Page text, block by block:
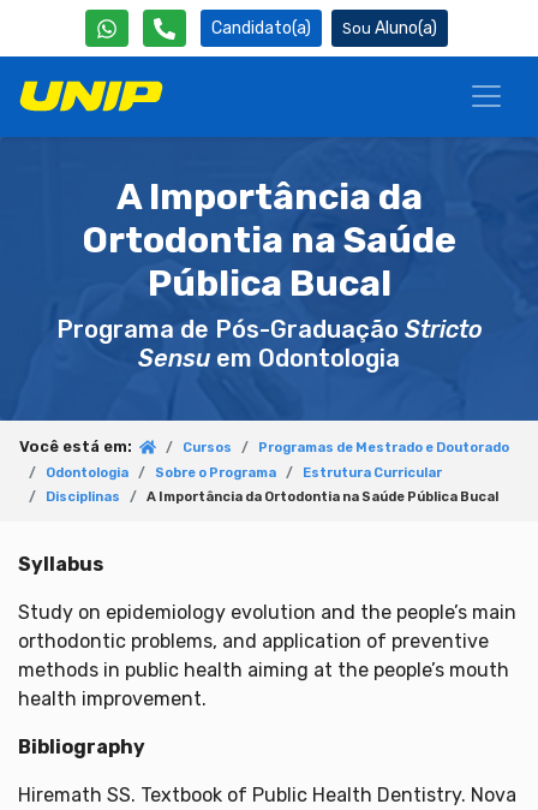
Candidato(a) Aluno(a)
A Importância da
Ortodontia na Saúde
Pública Bucal
Programa de Pós-Graduação Stricto
Sensu em Odontologia
Você está em: Cursos
Programas de Mestrado e Doutorado
Odontologia
Sobre o Programa
Estrutura Curricular
Disciplinas
A Importância da Ortodontia na Saúde Pública Bucal
Syllabus
Study on epidemiology evolution and the people’s main
orthodontic problems, and application of preventive
methods in public health aiming at the people’s mouth
health improvement.
Bibliography
Hiremath SS. Textbook of Public Health Dentistry. Nova